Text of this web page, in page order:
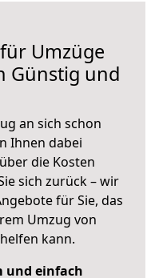
Umzüge
Günstig und
an sich schon
Ihnen dabei
die Kosten
sich zurück – wir
für Sie, das
Umzug von
kann.
und einfach